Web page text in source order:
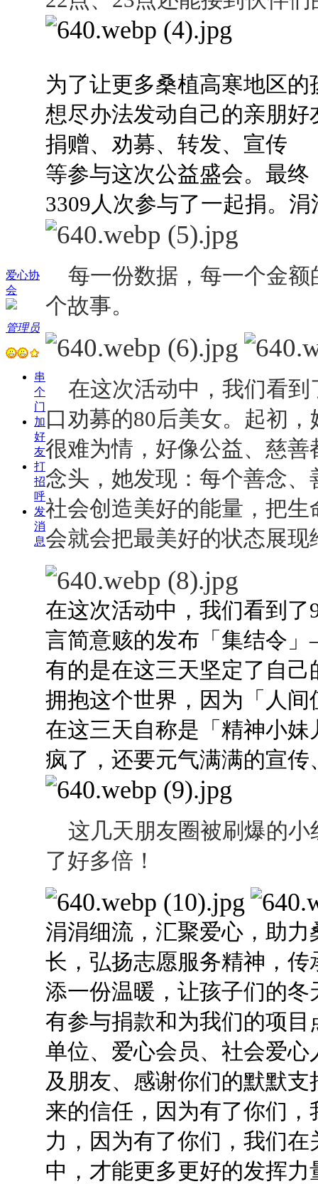
爱心协
会
管理员
串
个
门
加
好
友
打
招
呼
发
消
息
为了让更多桑植高寒地区
想尽办法发动自己的亲朋好
捐赠、劝募、转发、宣传
等参与这次公益盛会。最
3309人次参与了一起捐。
每一份数据，每一个金
个故事。
在这次活动中，我们看
口劝募的80后美女。起初
很难为情，好像公益、慈
念头，她发现：每个善念
社会创造美好的能量，把
会就会把最美好的状态展现
在这次活动中，我们看到
言简意赅的发布「集结令
有的是在这三天坚定了自
拥抱这个世界，因为「人
在这三天自称是「精神小
疯了，还要元气满满的宣
这几天朋友圈被刷爆的
了好多倍！
涓涓细流，汇聚爱心，助
长，弘扬志愿服务精神，
添一份温暖，让孩子们的
有参与捐款和为我们的项
单位、爱心会员、社会爱
及朋友、感谢你们的默默
来的信任，因为有了你们
力，因为有了你们，我们
中，才能更多更好的发挥